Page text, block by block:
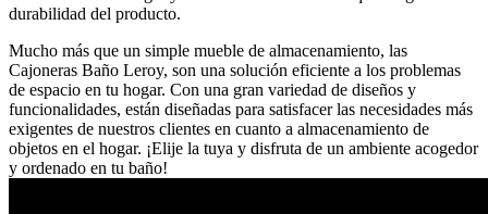
durabilidad del producto.
Mucho más que un simple mueble de almacenamiento, las
Cajoneras Baño Leroy, son una solución eficiente a los problemas
de espacio en tu hogar. Con una gran variedad de diseños y
funcionalidades, están diseñadas para satisfacer las necesidades más
exigentes de nuestros clientes en cuanto a almacenamiento de
objetos en el hogar. ¡Elije la tuya y disfruta de un ambiente acogedor
y ordenado en tu baño!